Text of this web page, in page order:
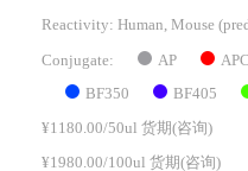
Reactivity: Human, Mouse
Conjugate: AP APC
BF350 BF405
¥1180.00/50ul 货期(咨询)
¥1980.00/100ul 货期(咨询)